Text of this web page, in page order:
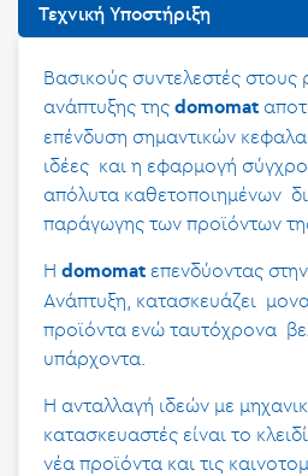
Τεχνική Υποστήριξη
Βασικούς συντελεστές
ανάπτυξης της domomat
επένδυση σημαντικών
ιδέες και η εφαρμογή
απόλυτα καθετοποιημένων
παράγωγης των προϊόντων
Η domomat επενδύοντας
Ανάπτυξη, κατασκευάζει
προϊόντα ενώ ταυτόχρονα
υπάρχοντα.
Η ανταλλαγή ιδεών με
κατασκευαστές είναι το
νέα προϊόντα και τις